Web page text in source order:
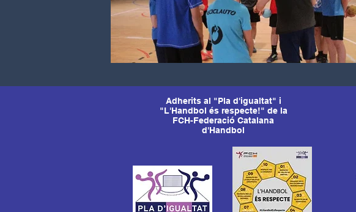
Adherits al "Pla d'igualtat" i
"L'Handbol és respecte!" de la
FCH-Federació Catalana
d'Handbol